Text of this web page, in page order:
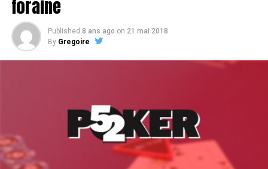
foraine
Published 8 ans ago on 21 mai 2018
By Gregoire